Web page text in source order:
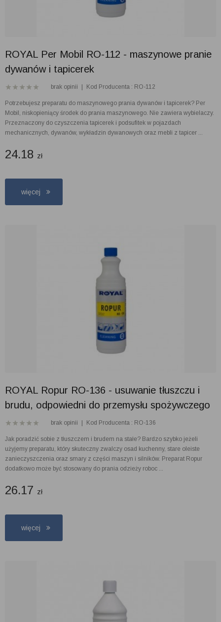
ROYAL Per Mobil RO-112 - maszynowe pranie
dywanów i tapicerek
brak opinii Kod Producenta : RO-112
Potrzebujesz preparatu do maszynowego prania dywanów i tapicerek? Per
Mobil, niskopieniący środek do prania maszynowego. Nie zawiera wybielaczy.
Przeznaczony do czyszczenia tapicerek i podsufitek w pojazdach
mechanicznych, dywanów, wykładzin dywanowych oraz mebli z tapicer ...
24.18 zł
więcej
ROYAL Ropur RO-136 - usuwanie tłuszczu i
brudu, odpowiedni do przemysłu spożywczego
brak opinii Kod Producenta : RO-136
Jak poradzić sobie z tłuszczem i brudem na stałe? Bardzo szybko jeżeli
użyjemy preparatu, który skuteczny zwalczy osad kuchenny, stare oleiste
zanieczyszczenia oraz smary z części maszyn i silników. Preparat Ropur
dodatkowo może być stosowany do prania odzieży roboc ...
26.17 zł
więcej